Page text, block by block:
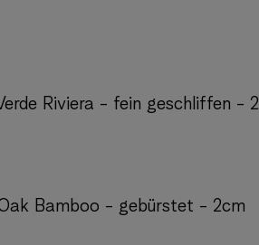
Riviera - fein geschliffen -
Bamboo - gebürstet - 2cm